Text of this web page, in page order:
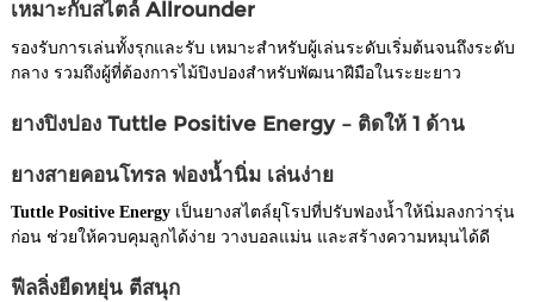
เหมาะกับสไตล์ Allrounder
รองรับการเล่นทั้งรุกและรับ เหมาะสำหรับผู้เล่นระดับเริ่มต้นจนถึงระดับ
กลาง รวมถึงผู้ที่ต้องการไม้ปิงปองสำหรับพัฒนาฝีมือในระยะยาว
ยางปิงปอง Tuttle Positive Energy – ติดให้ 1 ด้าน
ยางสายคอนโทรล ฟองน้ำนิ่ม เล่นง่าย
Tuttle Positive Energy เป็นยางสไตล์ยุโรปที่ปรับฟองน้ำให้นิ่มลงกว่ารุ่น
ก่อน ช่วยให้ควบคุมลูกได้ง่าย วางบอลแม่น และสร้างความหมุนได้ดี
ฟีลลิ่งยืดหยุ่น ตีสนุก